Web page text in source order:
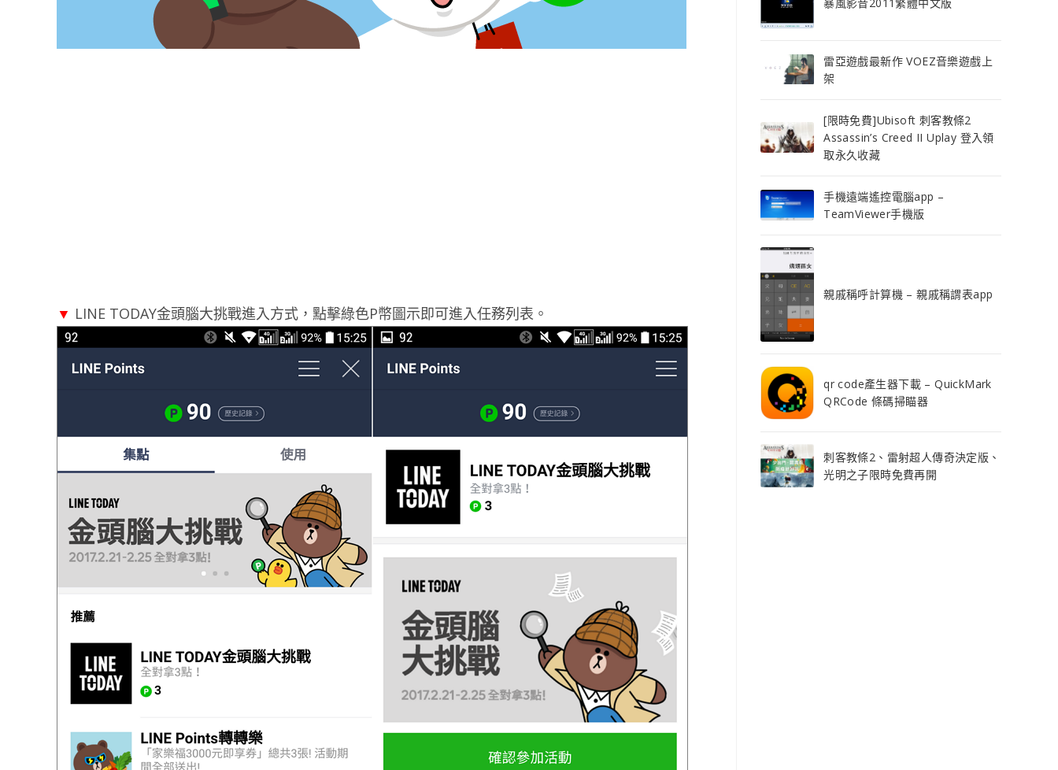
▼ LINE TODAY金頭腦大挑戰進入方式，點擊綠色P幣圖示即可進入任務列表。
雷亞遊戲最新作 VOEZ音樂遊戲上
架
[限時免費]Ubisoft 刺客教條2
Assassin’s Creed II Uplay 登入領
取永久收藏
手機遠端遙控電腦app –
TeamViewer手機版
親戚稱呼計算機 – 親戚稱謂表app
qr code產生器下載 – QuickMark
QRCode 條碼掃瞄器
刺客教條2、雷射超人傳奇決定版、
光明之子限時免費再開